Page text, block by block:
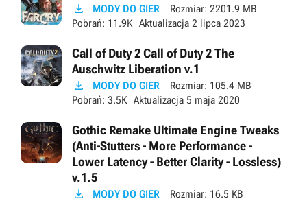
 MODY DO GIER Rozmiar: 2201.9 MB
Pobrań: 11.9K Aktualizacja 2 lipca 2023
Call of Duty 2 Call of Duty 2 The
Auschwitz Liberation v.1
 MODY DO GIER Rozmiar: 105.4 MB
Pobrań: 3.5K Aktualizacja 5 maja 2020
Gothic Remake Ultimate Engine Tweaks
(Anti-Stutters - More Performance -
Lower Latency - Better Clarity - Lossless)
v.1.5
 MODY DO GIER Rozmiar: 16.5 KB